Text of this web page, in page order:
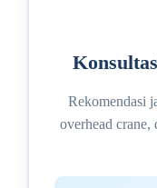
Rekomendasi
overhead crane,